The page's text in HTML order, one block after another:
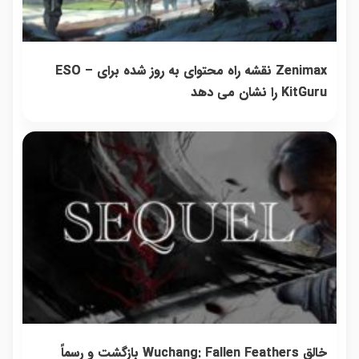
Zenimax نقشه راه محتوای به روز شده برای ESO –
KitGuru را نشان می دهد
خالق Wuchang: Fallen Feathers بازگشت و رسماً